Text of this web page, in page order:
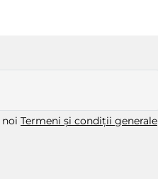
Termeni și condiții generale